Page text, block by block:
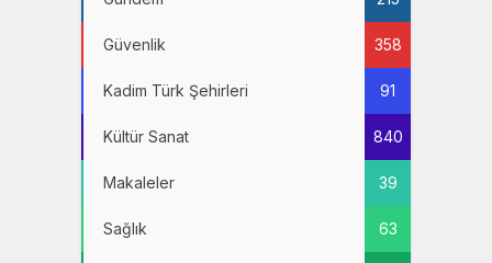
Güvenlik 358
Kadim Türk Şehirleri 91
Kültür Sanat 840
Makaleler 39
Sağlık 63